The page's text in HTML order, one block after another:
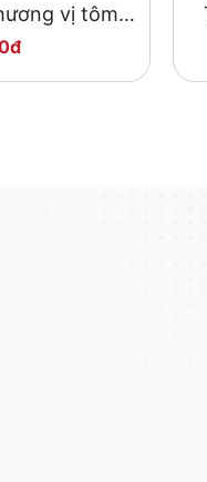
vị tôm
gr Acecook